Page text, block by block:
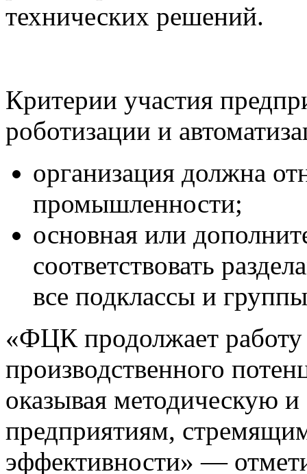
технических решений.
Критерии участия
роботизации и
организация должна
промышленности;
основная или
соответствовать
все подклассы и
«ФЦК продолжает
производственного
оказывая методическую
предприятиям,
эффективности» —